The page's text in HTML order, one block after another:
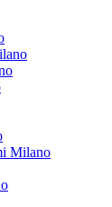
Milano